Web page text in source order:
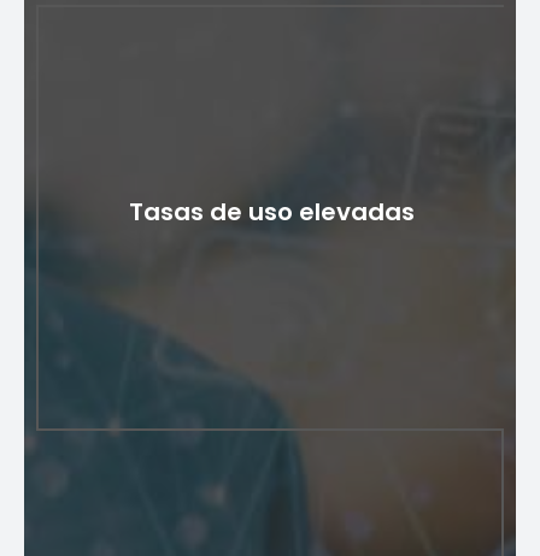
nuevo flujo de ingresos a través de ingresos
Tasas de uso elevadas